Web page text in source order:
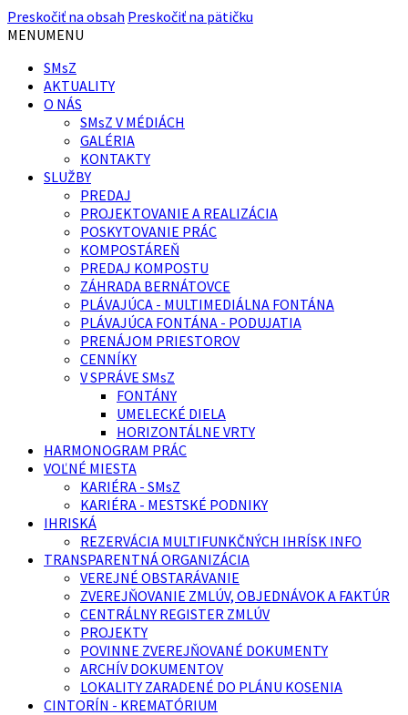
Preskočiť na obsah Preskočiť na pätičku
MENUMENU
SMsZ
AKTUALITY
O NÁS
SMsZ V MÉDIÁCH
GALÉRIA
KONTAKTY
SLUŽBY
PREDAJ
PROJEKTOVANIE A REALIZÁCIA
POSKYTOVANIE PRÁC
KOMPOSTÁREŇ
PREDAJ KOMPOSTU
ZÁHRADA BERNÁTOVCE
PLÁVAJÚCA - MULTIMEDIÁLNA FONTÁNA
PLÁVAJÚCA FONTÁNA - PODUJATIA
PRENÁJOM PRIESTOROV
CENNÍKY
V SPRÁVE SMsZ
FONTÁNY
UMELECKÉ DIELA
HORIZONTÁLNE VRTY
HARMONOGRAM PRÁC
VOĽNÉ MIESTA
KARIÉRA - SMsZ
KARIÉRA - MESTSKÉ PODNIKY
IHRISKÁ
REZERVÁCIA MULTIFUNKČNÝCH IHRÍSK INFO
TRANSPARENTNÁ ORGANIZÁCIA
VEREJNÉ OBSTARÁVANIE
ZVEREJŇOVANIE ZMLÚV, OBJEDNÁVOK A FAKTÚR
CENTRÁLNY REGISTER ZMLÚV
PROJEKTY
POVINNE ZVEREJŇOVANÉ DOKUMENTY
ARCHÍV DOKUMENTOV
LOKALITY ZARADENÉ DO PLÁNU KOSENIA
CINTORÍN - KREMATÓRIUM